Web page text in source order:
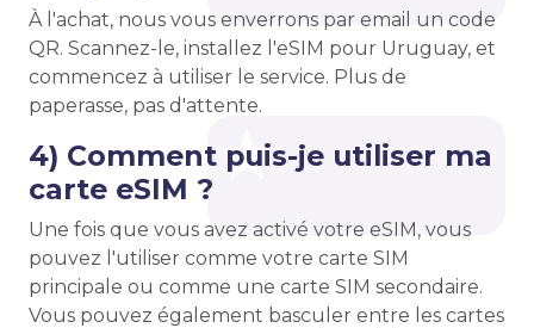
À l'achat, nous vous enverrons par email un code
QR. Scannez-le, installez l'eSIM pour Uruguay, et
commencez à utiliser le service. Plus de
paperasse, pas d'attente.
4) Comment puis-je utiliser ma
carte eSIM ?
Une fois que vous avez activé votre eSIM, vous
pouvez l'utiliser comme votre carte SIM
principale ou comme une carte SIM secondaire.
Vous pouvez également basculer entre les cartes